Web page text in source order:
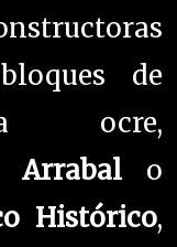
de
ocre,
Arrabal o
Histórico,